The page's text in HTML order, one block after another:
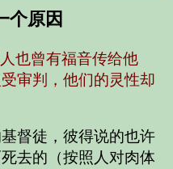
个原因
也曾有福音传给他
审判，他们的灵性却
督徒，彼得说的也许
去的（按照人对肉体